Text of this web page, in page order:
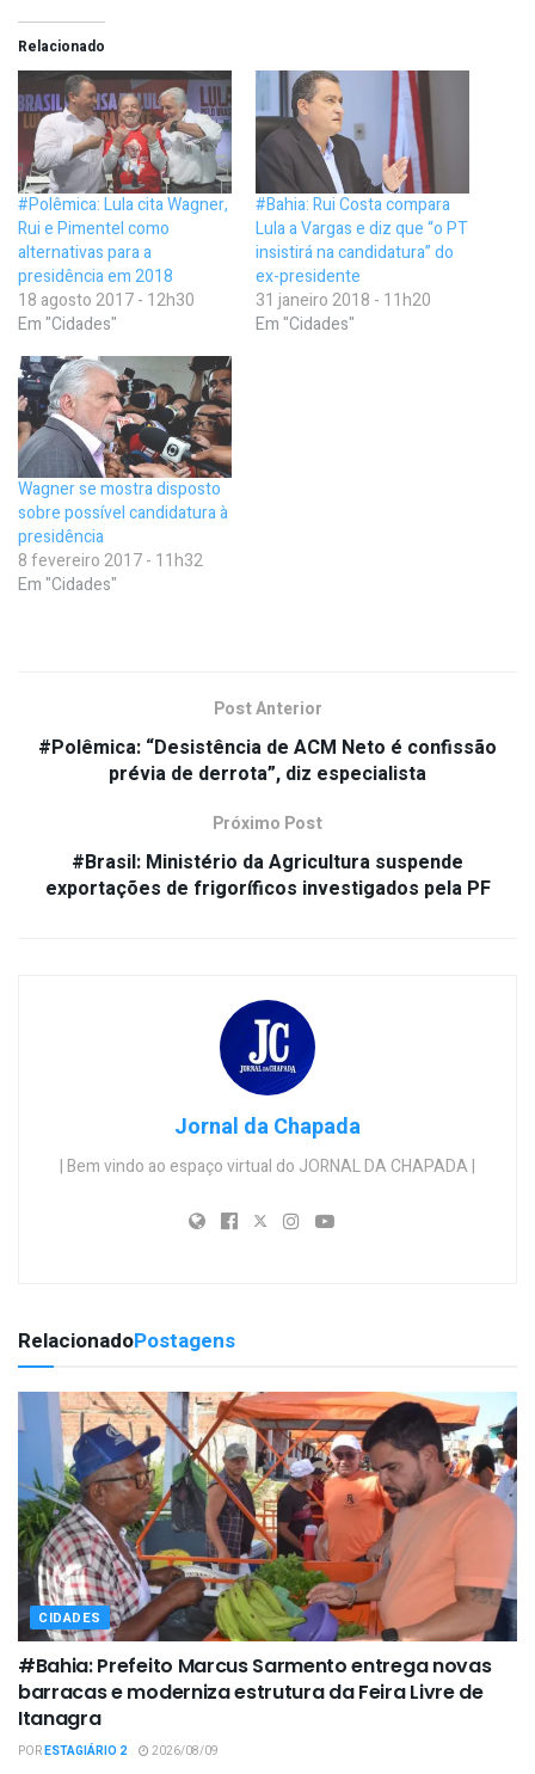
Relacionado
#Polêmica: Lula cita Wagner,
Rui e Pimentel como
alternativas para a
presidência em 2018
18 agosto 2017 - 12h30
Em "Cidades"
#Bahia: Rui Costa compara
Lula a Vargas e diz que “o PT
insistirá na candidatura” do
ex-presidente
31 janeiro 2018 - 11h20
Em "Cidades"
Wagner se mostra disposto
sobre possível candidatura à
presidência
8 fevereiro 2017 - 11h32
Em "Cidades"
Post Anterior
#Polêmica: “Desistência de ACM Neto é confissão
prévia de derrota”, diz especialista
Próximo Post
#Brasil: Ministério da Agricultura suspende
exportações de frigoríficos investigados pela PF
Jornal da Chapada
| Bem vindo ao espaço virtual do JORNAL DA CHAPADA |
RelacionadoPostagens
CIDADES
#Bahia: Prefeito Marcus Sarmento entrega novas
barracas e moderniza estrutura da Feira Livre de
Itanagra
PORESTAGIÁRIO 2 2026/08/09